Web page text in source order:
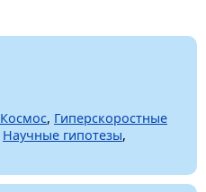
Космос, Гиперскоростные
Научные гипотезы,